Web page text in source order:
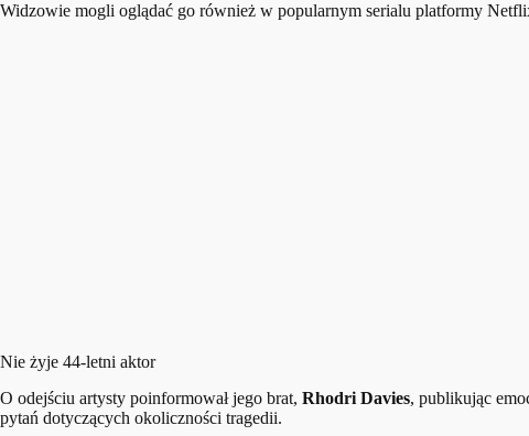
Widzowie mogli oglądać go również w popularnym serialu platformy
Nie żyje 44-letni aktor
O odejściu artysty poinformował jego brat, Rhodri Davies, publikując
pytań dotyczących okoliczności tragedii.